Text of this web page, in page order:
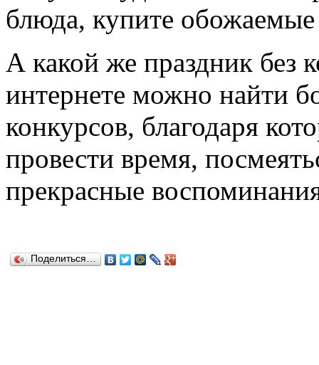
блюда, купите
А какой же праздник без
интернете можно найти
конкурсов, благодаря
провести время,
прекрасные
Поделиться…